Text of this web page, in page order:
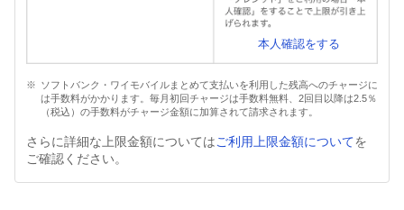
本人確認をする
ソフトバンク・ワイモバイルまとめて支払いを利用した残高へのチャージに
は手数料がかかります。毎月初回チャージは手数料無料、2回目以降は2.5％
（税込）の手数料がチャージ金額に加算されて請求されます。
さらに詳細な上限金額についてはご利用上限金額についてを
ご確認ください。